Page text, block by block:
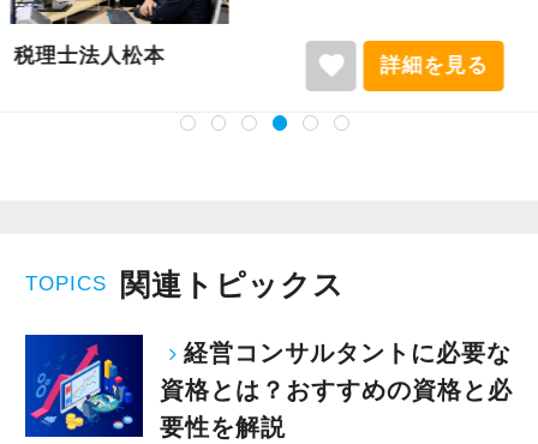
税理士法人松本 favorite 詳細を見る
TOPICS 関連トピックス
経営コンサルタントに必要な
資格とは？おすすめの資格と必
要性を解説